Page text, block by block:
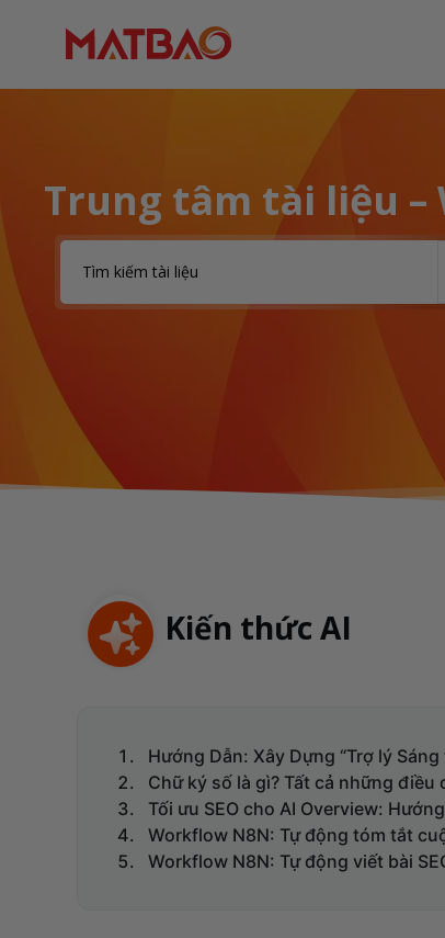
Trung tâm tài liệu –
Kiến thức AI
Hướng Dẫn: Xây Dựng “Trợ lý
Chữ ký số là gì? Tất cả những
Tối ưu SEO cho AI Overview:
Workflow N8N: Tự động tóm tắt
Workflow N8N: Tự động viết bài